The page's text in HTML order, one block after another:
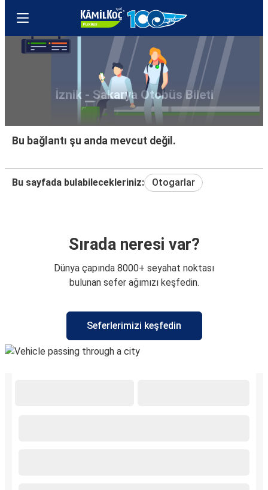
İznik - Sakarya Otobüs Bileti
Bu bağlantı şu anda mevcut değil.
Bu sayfada bulabilecekleriniz: Otogarlar
Sırada neresi var?
Dünya çapında 8000+ seyahat noktası
bulunan sefer ağımızı keşfedin.
Seferlerimizi keşfedin